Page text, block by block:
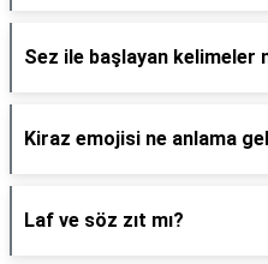
Sez ile başlayan kelimeler
Kiraz emojisi ne anlama
Laf ve söz zıt mı?